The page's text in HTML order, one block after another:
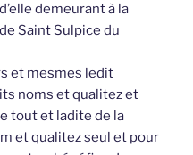
demeurant à la
Saint Sulpice du
et mesmes ledit
noms et qualitez et
tout et ladite de la
et qualitez seul et pour